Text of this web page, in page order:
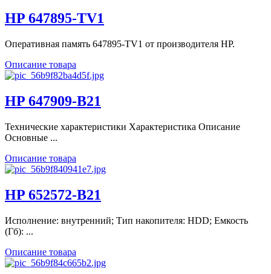
HP 647895-TV1
Оперативная память 647895-TV1 от производителя HP.
Описание товара
HP 647909-B21
Технические характеристики Характеристика Описание
Основные ...
Описание товара
HP 652572-B21
Исполнение: внутренний; Тип накопителя: HDD; Емкость
(Гб): ...
Описание товара